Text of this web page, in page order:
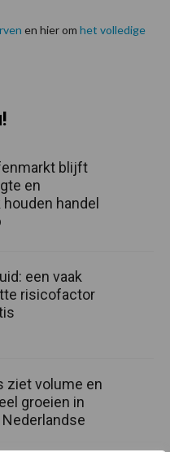
en hier om het volledige
blijft
en
handel
een vaak
risicofactor
ziet volume en
groeien in